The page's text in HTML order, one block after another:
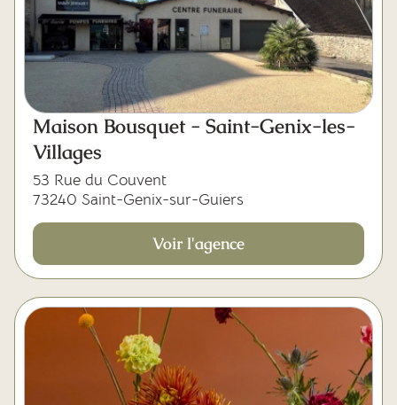
Maison Bousquet - Saint-Genix-les-
Villages
53 Rue du Couvent
73240 Saint-Genix-sur-Guiers
Voir l'agence